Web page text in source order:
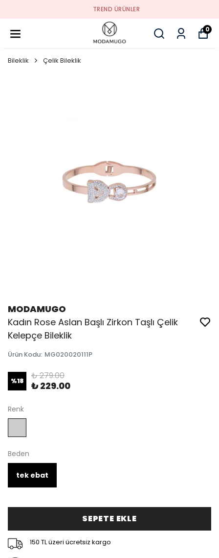
TREND ÜRÜNLER
0
Bileklik Çelik Bileklik
MODAMUGO
Kadın Rose Aslan Başlı Zirkon Taşlı Çelik
Kelepçe Bileklik
Ürün Kodu: MG020020111P
%18 ₺ 279.00
₺ 229.00
Renk
Beden
tek ebat
SEPETE EKLE
150 TL üzeri ücretsiz kargo